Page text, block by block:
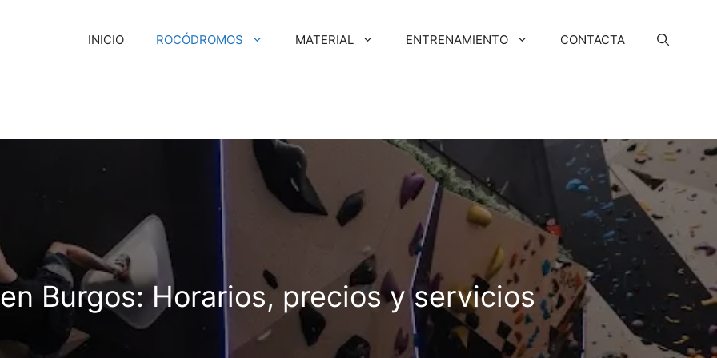
INICIO ROCÓDROMOS MATERIAL ENTRENAMIENTO CONTACTA
Burgos: Horarios, precios y servicios